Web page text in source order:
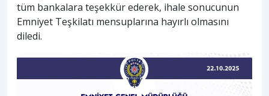
tüm bankalara teşekkür ederek, ihale sonucunun
Emniyet Teşkilatı mensuplarına hayırlı olmasını
diledi.